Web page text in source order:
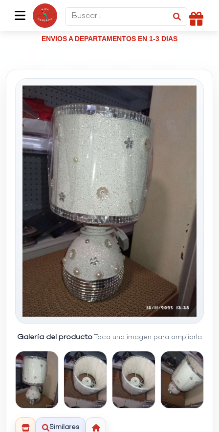
ENVIOS A DEPARTAMENTOS EN 1-3 DIAS
Galería del producto Toca una imagen para ampliarla
Similares